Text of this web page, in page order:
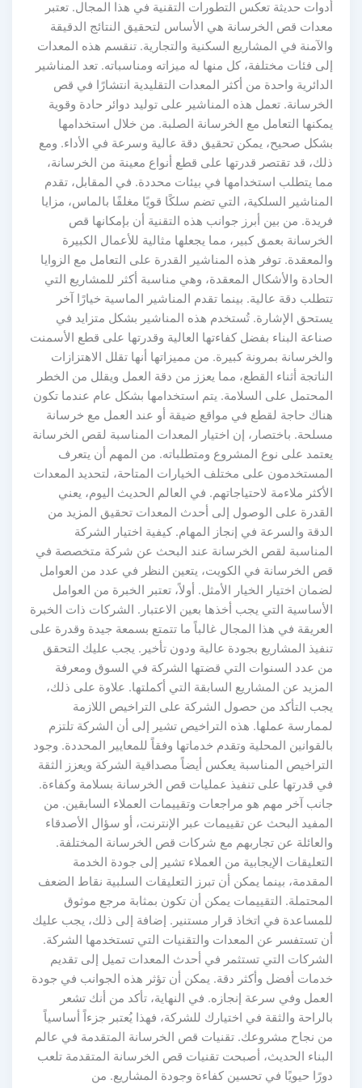
حديثة تعكس التطورات التقنية في هذا المجال. تعتبر
قص الخرسانة هي الأساس لتحقيق النتائج الدقيقة
في المشاريع السكنية والتجارية. تنقسم هذه المعدات
فئات مختلفة، كل منها له ميزاته ومناسباته. تعد المناشير
واحدة من أكثر المعدات التقليدية انتشارًا في قص
تعمل هذه المناشير على توليد دوائر حادة وقوية
التعامل مع الخرسانة الصلبة. من خلال استخدامها
صحيح، يمكن تحقيق دقة عالية وسرعة في الأداء. ومع
قد تقتصر قدرتها على قطع أنواع معينة من الخرسانة،
يتطلب استخدامها في بيئات محددة. في المقابل، تقدم
السلكية، التي تضم سلكًا قويًا مغلفًا بالماس، مزايا
من بين أبرز جوانب هذه التقنية أن بإمكانها قص
بعمق كبير، مما يجعلها مثالية للأعمال الكبيرة
توفر هذه المناشير القدرة على التعامل مع الزوايا
والأشكال المعقدة، وهي مناسبة أكثر للمشاريع التي
دقة عالية. بينما تقدم المناشير الماسية خيارًا آخر
الإشارة. تُستخدم هذه المناشير بشكل متزايد في
البناء بفضل كفاءتها العالية وقدرتها على قطع الأسمنت
بمرونة كبيرة. من مميزاتها أنها تقلل الاهتزازات
أثناء القطع، مما يعزز من دقة العمل ويقلل من الخطر
على السلامة. يتم استخدامها بشكل عام عندما تكون
حاجة لقطع في مواقع ضيقة أو عند العمل مع خرسانة
باختصار، إن اختيار المعدات المناسبة لقص الخرسانة
على نوع المشروع ومتطلباته. من المهم أن يتعرف
على مختلف الخيارات المتاحة، لتحديد المعدات
ملاءمة لاحتياجاتهم. في العالم الحديث اليوم، يعني
على الوصول إلى أحدث المعدات تحقيق المزيد من
والسرعة في إنجاز المهام. كيفية اختيار الشركة
لقص الخرسانة عند البحث عن شركة متخصصة في
الخرسانة في الكويت، يتعين النظر في عدد من العوامل
اختيار الخيار الأمثل. أولاً، تعتبر الخبرة من العوامل
التي يجب أخذها بعين الاعتبار. الشركات ذات الخبرة
في هذا المجال غالباً ما تتمتع بسمعة جيدة وقدرة على
المشاريع بجودة عالية ودون تأخير. يجب عليك التحقق
عدد السنوات التي قضتها الشركة في السوق ومعرفة
عن المشاريع السابقة التي أكملتها. علاوة على ذلك،
التأكد من حصول الشركة على التراخيص اللازمة
عملها. هذه التراخيص تشير إلى أن الشركة تلتزم
المحلية وتقدم خدماتها وفقاً للمعايير المحددة. وجود
المناسبة يعكس أيضاً مصداقية الشركة ويعزز الثقة
قدرتها على تنفيذ عمليات قص الخرسانة بسلامة وكفاءة.
آخر مهم هو مراجعات وتقييمات العملاء السابقين. من
البحث عن تقييمات عبر الإنترنت، أو سؤال الأصدقاء
عن تجاربهم مع شركات قص الخرسانة المختلفة.
الإيجابية من العملاء تشير إلى جودة الخدمة
بينما يمكن أن تبرز التعليقات السلبية نقاط الضعف
التقييمات يمكن أن تكون بمثابة مرجع موثوق
في اتخاذ قرار مستنير. إضافة إلى ذلك، يجب عليك
تستفسر عن المعدات والتقنيات التي تستخدمها الشركة.
التي تستثمر في أحدث المعدات تميل إلى تقديم
أفضل وأكثر دقة. يمكن أن تؤثر هذه الجوانب في جودة
وفي سرعة إنجازه. في النهاية، تأكد من أنك تشعر
والثقة في اختيارك للشركة، فهذا يُعتبر جزءاً أساسياً
نجاح مشروعك. تقنيات قص الخرسانة المتقدمة في عالم
الحديث، أصبحت تقنيات قص الخرسانة المتقدمة تلعب
حيويًا في تحسين كفاءة وجودة المشاريع. من